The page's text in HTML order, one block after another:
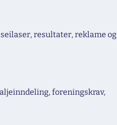
resultater, reklame og
foreningskrav,